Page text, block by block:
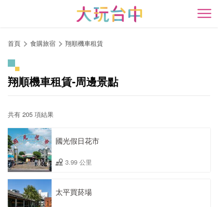
開
首頁 食購旅宿 翔順機車租賃
翔順機車租賃-周邊景點
共有 205 項結果
國光假日花市
3.99 公里
太平買菸場